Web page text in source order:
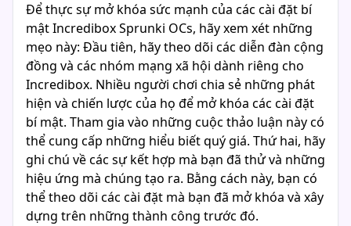
Để thực sự mở khóa sức mạnh của các cài đặt bí
mật Incredibox Sprunki OCs, hãy xem xét những
mẹo này: Đầu tiên, hãy theo dõi các diễn đàn cộng
đồng và các nhóm mạng xã hội dành riêng cho
Incredibox. Nhiều người chơi chia sẻ những phát
hiện và chiến lược của họ để mở khóa các cài đặt
bí mật. Tham gia vào những cuộc thảo luận này có
thể cung cấp những hiểu biết quý giá. Thứ hai, hãy
ghi chú về các sự kết hợp mà bạn đã thử và những
hiệu ứng mà chúng tạo ra. Bằng cách này, bạn có
thể theo dõi các cài đặt mà bạn đã mở khóa và xây
dựng trên những thành công trước đó.